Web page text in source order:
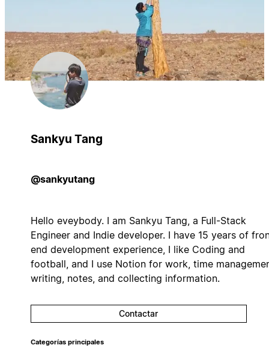
Sankyu Tang
@sankyutang
Hello eveybody. I am Sankyu Tang, a Full-Stack
Engineer and Indie developer. I have 15 years of
end development experience, I like Coding and
football, and I use Notion for work, time
writing, notes, and collecting information.
Contactar
Categorías principales